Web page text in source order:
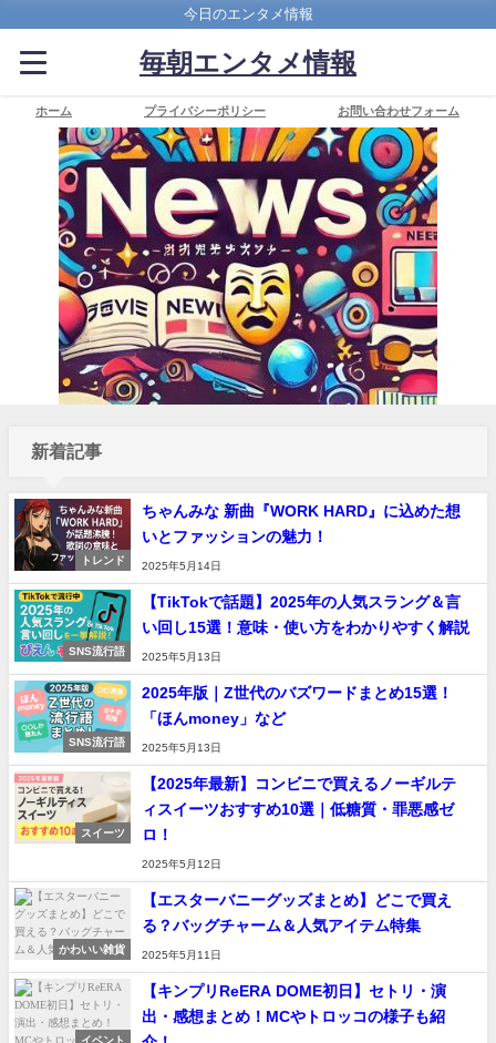
今日のエンタメ情報
毎朝エンタメ情報
ホーム プライバシーポリシー お問い合わせフォーム
新着記事
トレンド
ちゃんみな 新曲『WORK HARD』に込めた想
いとファッションの魅力！
2025年5月14日
SNS流行語
【TikTokで話題】2025年の人気スラング＆言
い回し15選！意味・使い方をわかりやすく解説
2025年5月13日
SNS流行語
2025年版｜Z世代のバズワードまとめ15選！
「ほんmoney」など
2025年5月13日
スイーツ
【2025年最新】コンビニで買えるノーギルテ
ィスイーツおすすめ10選｜低糖質・罪悪感ゼ
ロ！
2025年5月12日
かわいい雑貨
【エスターバニーグッズまとめ】どこで買え
る？バッグチャーム＆人気アイテム特集
2025年5月11日
イベント
【キンプリReERA DOME初日】セトリ・演
出・感想まとめ！MCやトロッコの様子も紹